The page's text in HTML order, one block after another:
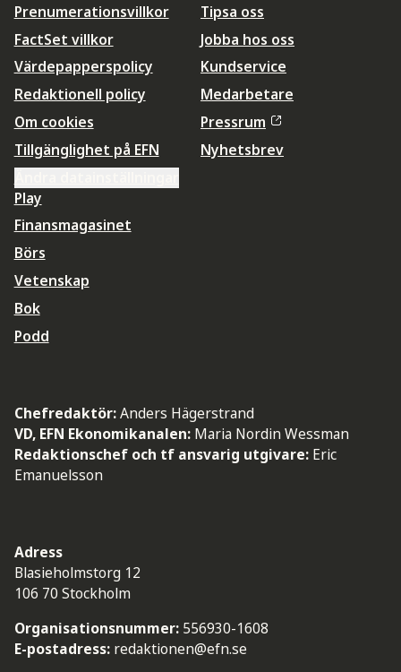
Prenumerationsvillkor
FactSet villkor
Värdepapperspolicy
Redaktionell policy
Om cookies
Tillgänglighet på EFN
Tipsa oss
Jobba hos oss
Kundservice
Medarbetare
Pressrum
Nyhetsbrev
Play
Finansmagasinet
Börs
Vetenskap
Bok
Podd
Chefredaktör:Anders Hägerstrand
VD, EFN Ekonomikanalen: Maria Nordin Wessman
Redaktionschef och tf ansvarig utgivare: Eric
Emanuelsson
Adress
Blasieholmstorg 12
106 70 Stockholm
Organisationsnummer: 556930-1608
E-postadress: redaktionen@efn.se